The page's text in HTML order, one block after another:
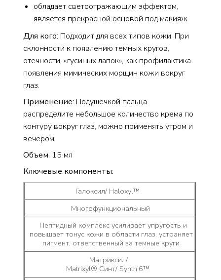
обладает светоотражающим эффектом,
является прекрасной основой под макияж
Для кого: Подходит для всех типов кожи. При
склонности к появлению темных кругов,
отечности, «гусиных лапок», как профилактика
появления мимических морщин кожи вокруг
глаз.
Применение: Подушечкой пальца
распределите небольшое количество крема по
контуру вокруг глаз, можно применять утром и
вечером.
Объем: 15 мл
Ключевые компоненты:
Галоксил/ Haloxyl™
Многофункциональный
Пептидный комплекс усиливает упругость и
повышает тонус кожи в области глаз, устраняет
пигмент, ответственный за темные круги
Матриксил/
Matrixyl® Синт/ Synth’6™